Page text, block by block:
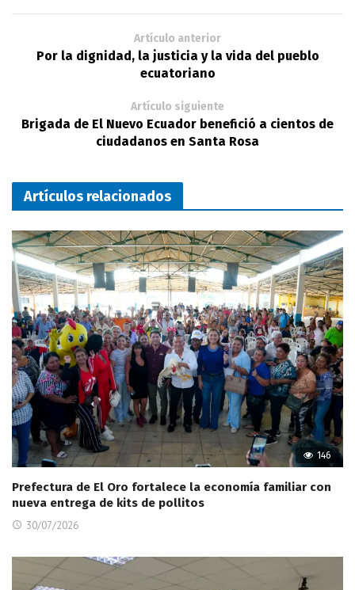
Artículo anterior
Por la dignidad, la justicia y la vida del pueblo
ecuatoriano
Artículo siguiente
Brigada de El Nuevo Ecuador benefició a cientos de
ciudadanos en Santa Rosa
Artículos relacionados
146
Prefectura de El Oro fortalece la economía familiar con
nueva entrega de kits de pollitos
30/07/2026